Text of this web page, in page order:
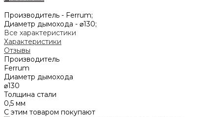
Производитель - Ferrum;
Диаметр дымохода - ⌀130;
Все характеристики
Характеристики
Отзывы
Производитель
Ferrum
Диаметр дымохода
⌀130
Толщина стали
0,5 мм
С этим товаром покупают